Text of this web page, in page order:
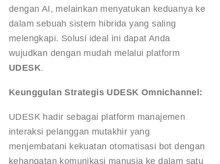
dengan AI, melainkan menyatukan keduanya ke
dalam sebuah sistem hibrida yang saling
melengkapi. Solusi ideal ini dapat Anda
wujudkan dengan mudah melalui platform
UDESK.
Keunggulan Strategis UDESK Omnichannel:
UDESK hadir sebagai platform manajemen
interaksi pelanggan mutakhir yang
menjembatani kekuatan otomatisasi bot dengan
kehangatan komunikasi manusia ke dalam satu